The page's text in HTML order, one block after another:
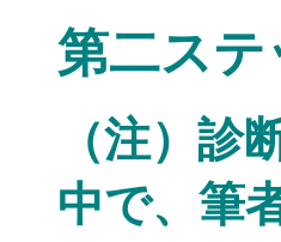
第二ス
（注）診
中で、筆